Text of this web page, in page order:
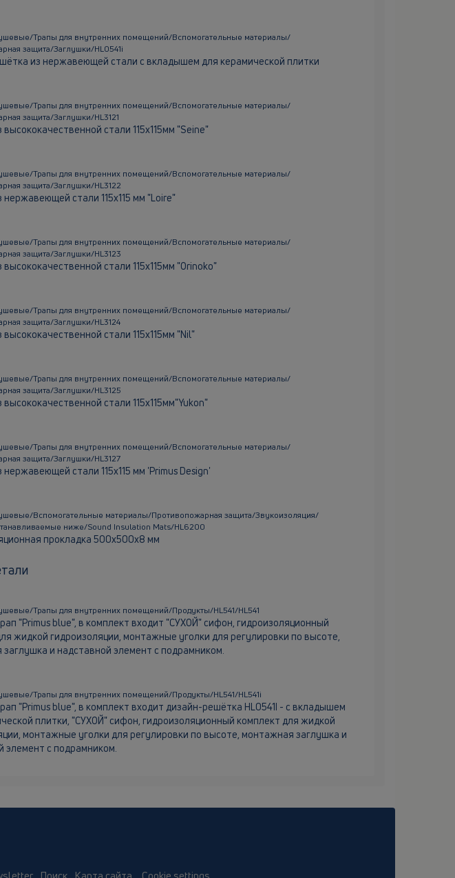
Трапы для внутренних помещений/Вспомогательные материалы/
защита/Заглушки/HL0541i
из нержавеющей стали с вкладышем для керамической плитки
Трапы для внутренних помещений/Вспомогательные материалы/
защита/Заглушки/HL3121
стали 115х115мм "Seine"
Трапы для внутренних помещений/Вспомогательные материалы/
защита/Заглушки/HL3122
нержавеющей стали 115x115 мм "Loire"
Трапы для внутренних помещений/Вспомогательные материалы/
защита/Заглушки/HL3123
стали 115х115мм "Orinoko"
Трапы для внутренних помещений/Вспомогательные материалы/
защита/Заглушки/HL3124
стали 115х115мм "Nil"
Трапы для внутренних помещений/Вспомогательные материалы/
защита/Заглушки/HL3125
стали 115х115мм"Yukon"
Трапы для внутренних помещений/Вспомогательные материалы/
защита/Заглушки/HL3127
стали 115x115 мм 'Primus Design'
Вспомогательные материалы/Противопожарная защита/Звукоизоляция/
ниже/Sound Insulation Mats/HL6200
прокладка 500х500х8 мм
Трапы для внутренних помещений/Продукты/HL541/HL541
"Primus blue", в комплект входит "СУХОЙ" сифон, гидроизоляционный
жидкой гидроизоляции, монтажные уголки для регулировки по высоте,
и надставной элемент с подрамником.
Трапы для внутренних помещений/Продукты/HL541/HL541i
"Primus blue", в комплект входит дизайн-решётка HL0541I - с вкладышем
плитки, "СУХОЙ" сифон, гидроизоляционный комплект для жидкой
монтажные уголки для регулировки по высоте, монтажная заглушка и
элемент с подрамником.